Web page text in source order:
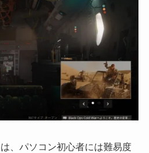
、 パソコン初心者には難易度